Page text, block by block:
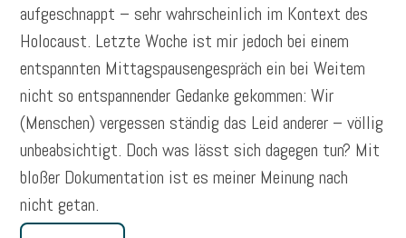
aufgeschnappt – sehr wahrscheinlich im Kontext des
Holocaust. Letzte Woche ist mir jedoch bei einem
entspannten Mittagspausengespräch ein bei Weitem
nicht so entspannender Gedanke gekommen: Wir
(Menschen) vergessen ständig das Leid anderer – völlig
unbeabsichtigt. Doch was lässt sich dagegen tun? Mit
bloßer Dokumentation ist es meiner Meinung nach
nicht getan.